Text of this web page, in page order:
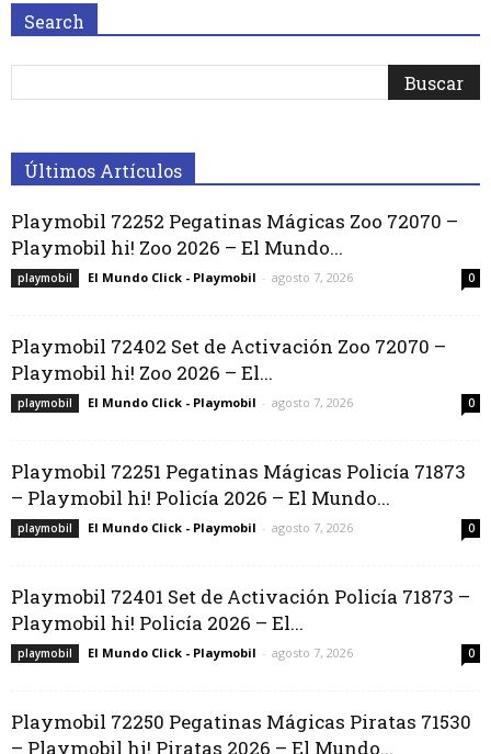
Search
Últimos Artículos
Playmobil 72252 Pegatinas Mágicas Zoo 72070 –
Playmobil hi! Zoo 2026 – El Mundo...
playmobil El Mundo Click - Playmobil - agosto 7, 2026 0
Playmobil 72402 Set de Activación Zoo 72070 –
Playmobil hi! Zoo 2026 – El...
playmobil El Mundo Click - Playmobil - agosto 7, 2026 0
Playmobil 72251 Pegatinas Mágicas Policía 71873
– Playmobil hi! Policía 2026 – El Mundo...
playmobil El Mundo Click - Playmobil - agosto 7, 2026 0
Playmobil 72401 Set de Activación Policía 71873 –
Playmobil hi! Policía 2026 – El...
playmobil El Mundo Click - Playmobil - agosto 7, 2026 0
Playmobil 72250 Pegatinas Mágicas Piratas 71530
– Playmobil hi! Piratas 2026 – El Mundo...